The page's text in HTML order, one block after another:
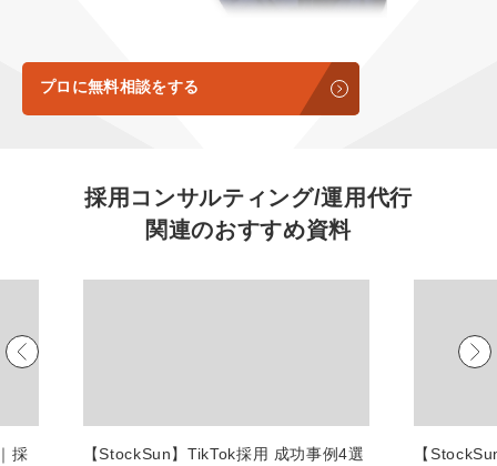
認定パートナー
正社員
常勤監査役
プロに無料相談をする
採用コンサルティング/運用代行
関連のおすすめ資料
採
【StockSun】TikTok採用 成功事例4選
【